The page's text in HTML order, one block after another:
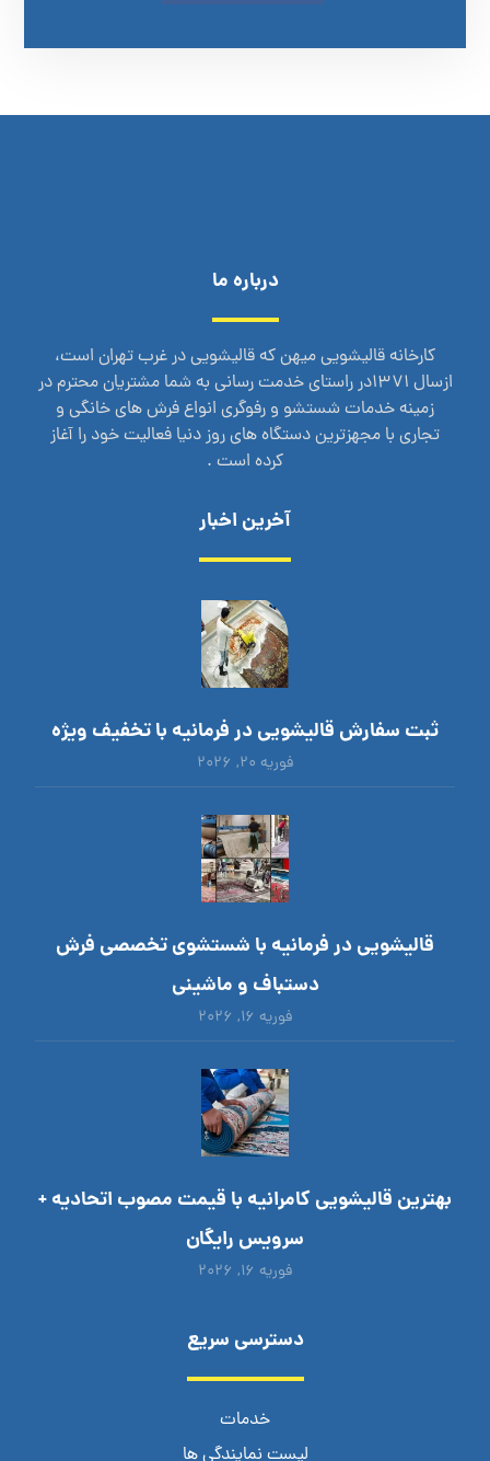
درباره ما
کارخانه قالیشویی میهن که قالیشویی در غرب تهران است،
ازسال 1371در راستای خدمت رسانی به شما مشتریان محترم در
زمینه خدمات شستشو و رفوگری انواع فرش های خانگی و
تجاری با مجهزترین دستگاه های روز دنیا فعالیت خود را آغاز
کرده است .
آخرین اخبار
ثبت سفارش قالیشویی در فرمانیه با تخفیف ویژه
فوریه ۲۰, ۲۰۲۶
قالیشویی در فرمانیه با شستشوی تخصصی فرش
دستباف و ماشینی
فوریه ۱۶, ۲۰۲۶
بهترین قالیشویی کامرانیه با قیمت مصوب اتحادیه +
سرویس رایگان
فوریه ۱۶, ۲۰۲۶
دسترسی سریع
خدمات